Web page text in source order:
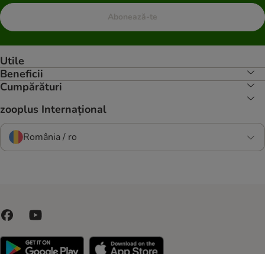
Abonează-te
Utile
Beneficii
Cumpărături
zooplus Internațional
România / ro